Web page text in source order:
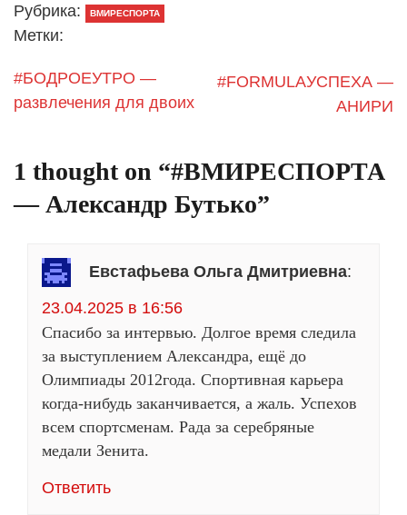
Рубрика: ВМИРЕСПОРТА
Метки:
#БОДРОЕУТРО —
развлечения для двоих
#FORMULAУСПЕХА —
АНИРИ
1 thought on “#ВМИРЕСПОРТА
— Александр Бутько”
Евстафьева Ольга Дмитриевна:
23.04.2025 в 16:56
Спасибо за интервью. Долгое время следила
за выступлением Александра, ещё до
Олимпиады 2012года. Спортивная карьера
когда-нибудь заканчивается, а жаль. Успехов
всем спортсменам. Рада за серебряные
медали Зенита.
Ответить